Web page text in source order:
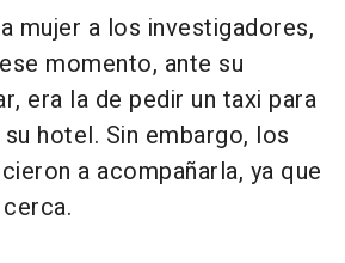
mujer a los investigadores,
momento, ante su
era la de pedir un taxi para
hotel. Sin embargo, los
a acompañarla, ya que